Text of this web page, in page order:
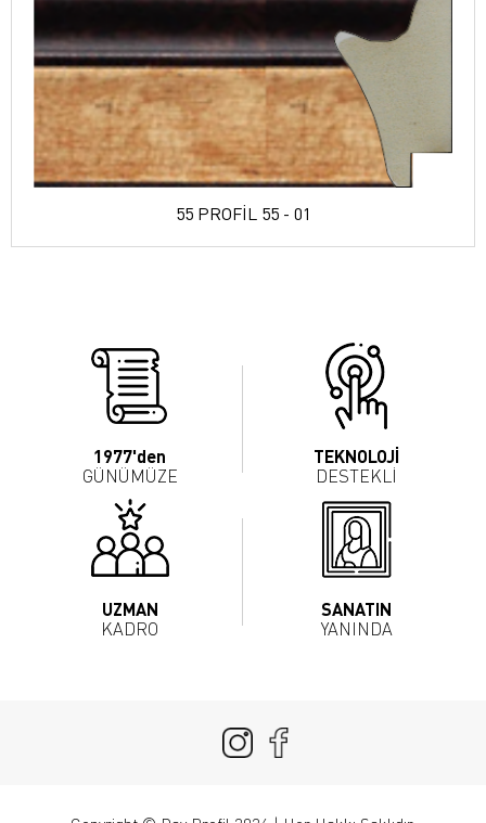
55 PROFİL 55 - 01
1977'den
GÜNÜMÜZE
TEKNOLOJİ
DESTEKLİ
UZMAN
KADRO
SANATIN
YANINDA